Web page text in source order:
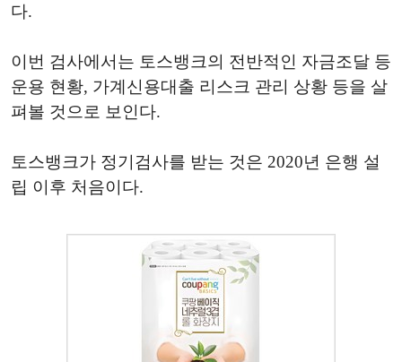
다.
이번 검사에서는 토스뱅크의 전반적인 자금조달 등
운용 현황, 가계신용대출 리스크 관리 상황 등을 살
펴볼 것으로 보인다.
토스뱅크가 정기검사를 받는 것은 2020년 은행 설
립 이후 처음이다.